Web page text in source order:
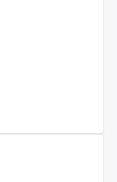
い的なアレで
してた作品メ
8作品くらい）
さい　☈
（敬称略・あ